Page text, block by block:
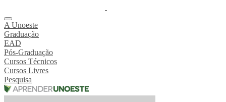
A Unoeste
Graduação
EAD
Pós-Graduação
Cursos Técnicos
Cursos Livres
Pesquisa